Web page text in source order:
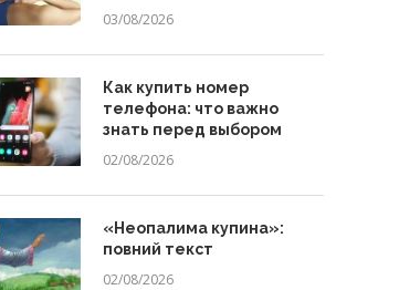
03/08/2026
Как купить номер
телефона: что важно
знать перед выбором
02/08/2026
«Неопалима купина»:
повний текст
02/08/2026